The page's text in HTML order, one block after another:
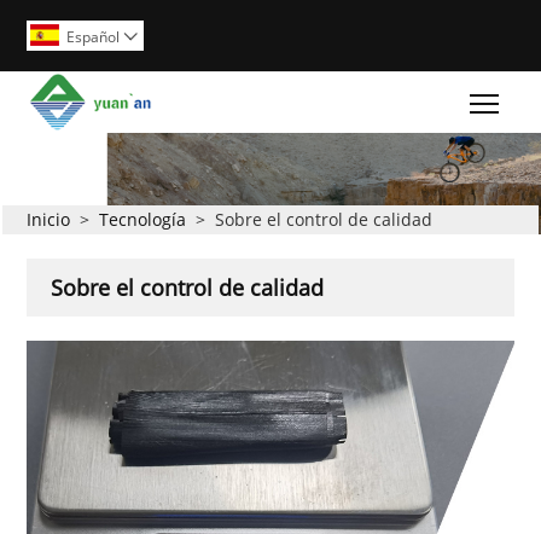
Español 
Inicio > Tecnología > Sobre el control de calidad
Sobre el control de calidad